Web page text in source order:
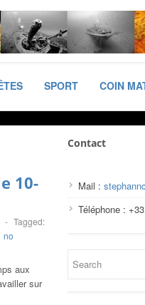
SPORT COIN
10-
- Tagged:
no
aux
sur
Contact
Mail :
Téléphone :